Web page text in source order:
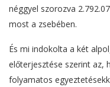
néggyel szorozva
most a zsebében.
És mi indokolta a két
előterjesztése szerint az,
folyamatos